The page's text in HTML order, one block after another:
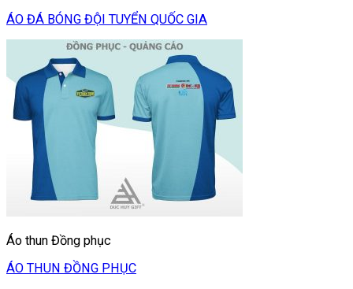
ÁO ĐÁ BÓNG ĐỘI TUYỂN QUỐC GIA
Áo thun Đồng phục
ÁO THUN ĐỒNG PHỤC